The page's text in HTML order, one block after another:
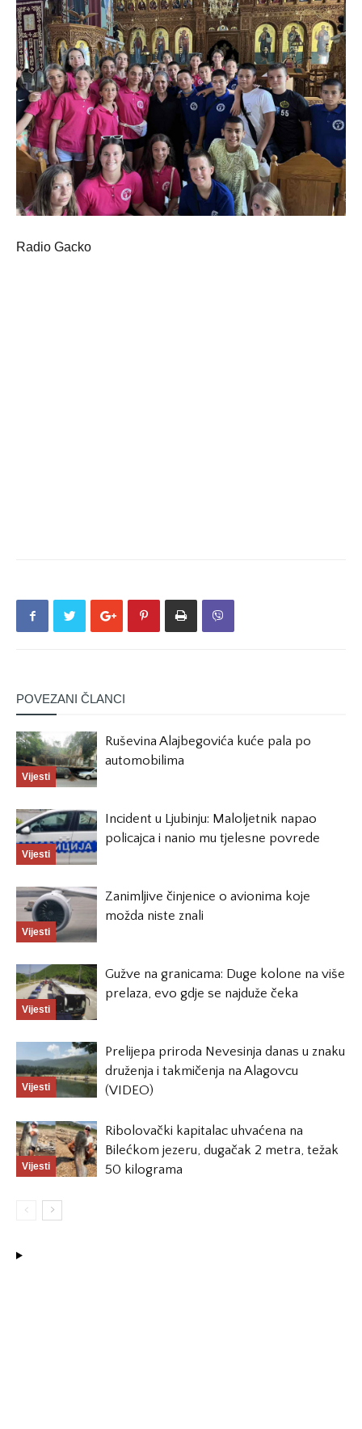
Radio Gacko
POVEZANI ČLANCI
Vijesti
Ruševina Alajbegovića kuće pala po
automobilima
Vijesti
Incident u Ljubinju: Maloljetnik napao
policajca i nanio mu tjelesne povrede
Vijesti
Zanimljive činjenice o avionima koje
možda niste znali
Vijesti
Gužve na granicama: Duge kolone na više
prelaza, evo gdje se najduže čeka
Vijesti
Prelijepa priroda Nevesinja danas u znaku
druženja i takmičenja na Alagovcu
(VIDEO)
Vijesti
Ribolovački kapitalac uhvaćena na
Bilećkom jezeru, dugačak 2 metra, težak
50 kilograma